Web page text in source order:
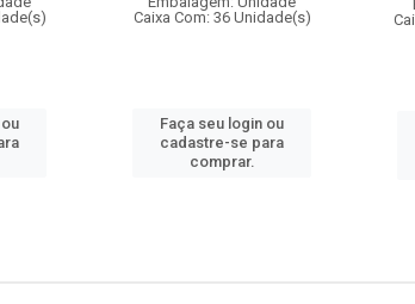
Caixa Com: 36 Unidade(s)
Faça seu login ou
cadastre-se para
comprar.